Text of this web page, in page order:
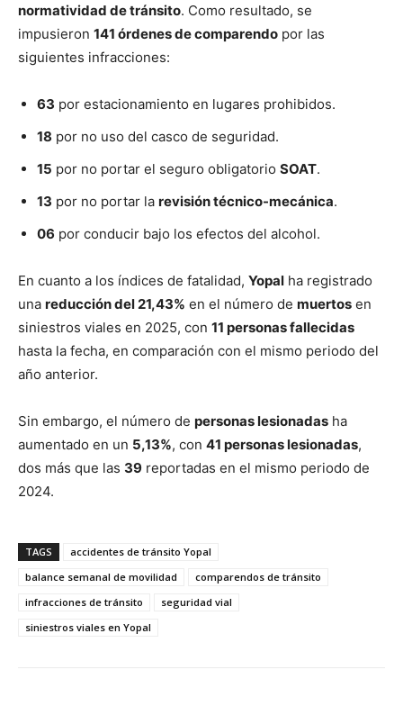
normatividad de tránsito. Como resultado, se
impusieron 141 órdenes de comparendo por las
siguientes infracciones:
63 por estacionamiento en lugares prohibidos.
18 por no uso del casco de seguridad.
15 por no portar el seguro obligatorio SOAT.
13 por no portar la revisión técnico-mecánica.
06 por conducir bajo los efectos del alcohol.
En cuanto a los índices de fatalidad, Yopal ha registrado
una reducción del 21,43% en el número de muertos en
siniestros viales en 2025, con 11 personas fallecidas
hasta la fecha, en comparación con el mismo periodo del
año anterior.
Sin embargo, el número de personas lesionadas ha
aumentado en un 5,13%, con 41 personas lesionadas,
dos más que las 39 reportadas en el mismo periodo de
2024.
TAGS
accidentes de tránsito Yopal
balance semanal de movilidad
comparendos de tránsito
infracciones de tránsito
seguridad vial
siniestros viales en Yopal